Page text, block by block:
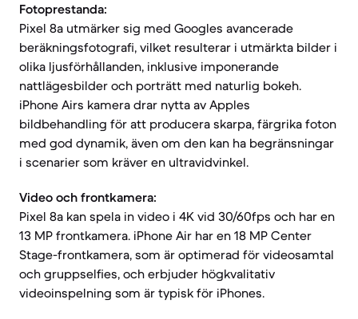
Fotoprestanda:
Pixel 8a utmärker sig med Googles avancerade
beräkningsfotografi, vilket resulterar i utmärkta bilder i
olika ljusförhållanden, inklusive imponerande
nattlägesbilder och porträtt med naturlig bokeh.
iPhone Airs kamera drar nytta av Apples
bildbehandling för att producera skarpa, färgrika foton
med god dynamik, även om den kan ha begränsningar
i scenarier som kräver en ultravidvinkel.
Video och frontkamera:
Pixel 8a kan spela in video i 4K vid 30/60fps och har en
13 MP frontkamera. iPhone Air har en 18 MP Center
Stage-frontkamera, som är optimerad för videosamtal
och gruppselfies, och erbjuder högkvalitativ
videoinspelning som är typisk för iPhones.